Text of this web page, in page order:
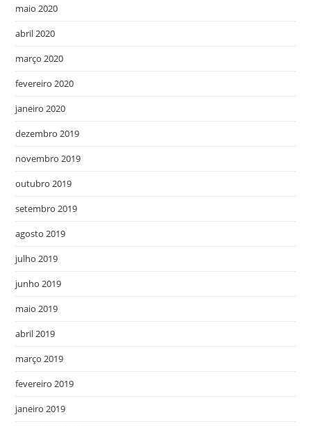
maio 2020
abril 2020
março 2020
fevereiro 2020
janeiro 2020
dezembro 2019
novembro 2019
outubro 2019
setembro 2019
agosto 2019
julho 2019
junho 2019
maio 2019
abril 2019
março 2019
fevereiro 2019
janeiro 2019